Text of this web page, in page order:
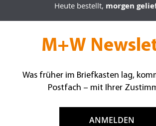
Heute bestellt, morgen
M+W
Was früher im Briefkasten lag,
Postfach – mit Ihrer
ANMELDEN